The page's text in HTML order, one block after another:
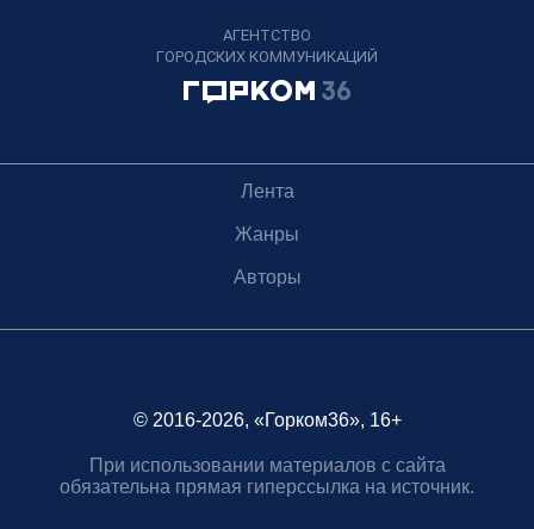
АГЕНТСТВО
ГОРОДСКИХ КОММУНИКАЦИЙ
Лента
Жанры
Авторы
© 2016-2026, «Горком36», 16+
При использовании материалов с сайта
обязательна прямая гиперссылка на источник.